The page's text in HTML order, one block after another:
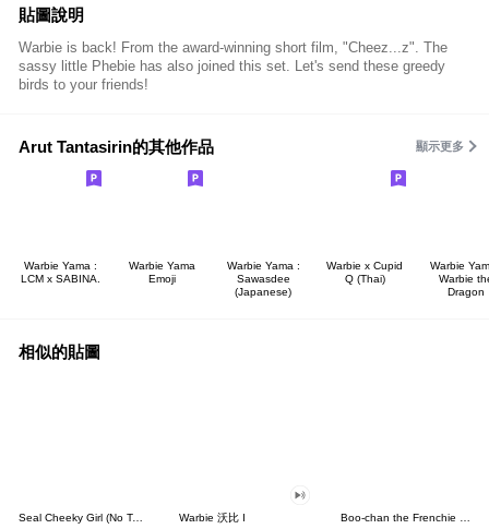
貼圖說明
Warbie is back! From the award-winning short film, "Cheez...z". The
sassy little Phebie has also joined this set. Let's send these greedy
birds to your friends!
Arut Tantasirin的其他作品 顯示更多
Warbie Yama :
LCM x SABINA.
Warbie Yama
Emoji
Warbie Yama :
Sawasdee
(Japanese)
Warbie x Cupid
Q (Thai)
Warbie
Warbie
Dragon
相似的貼圖
Seal Cheeky Girl (No Text) Warbie 沃比 I Boo-chan the Frenchie (Leotard Edition)